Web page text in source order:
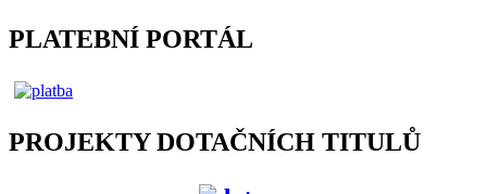
PLATEBNÍ PORTÁL
PROJEKTY DOTAČNÍCH TITULŮ